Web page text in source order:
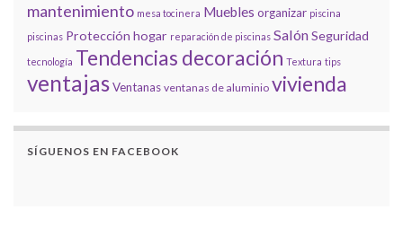
mantenimiento mesa tocinera Muebles organizar piscina
piscinas Protección hogar reparación de piscinas SalónSeguridad
tecnología Tendencias decoración Textura tips
ventajasVentanas ventanas de aluminio vivienda
SÍGUENOS EN FACEBOOK